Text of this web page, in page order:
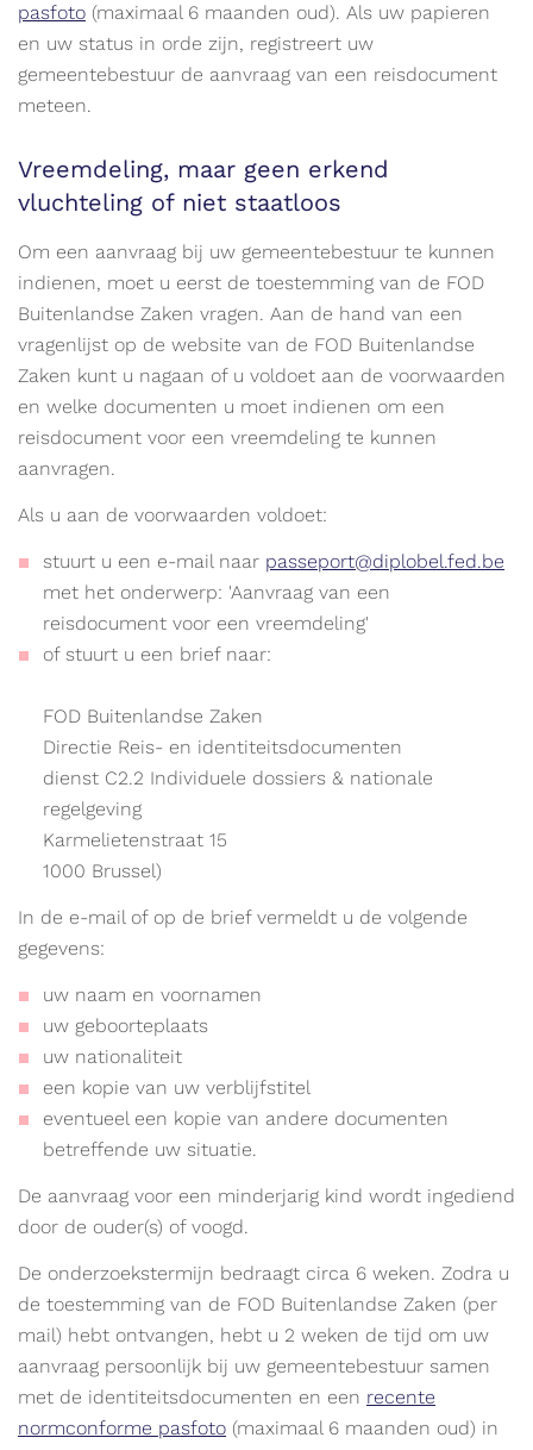
pasfoto (maximaal 6 maanden oud). Als uw papieren
en uw status in orde zijn, registreert uw
gemeentebestuur de aanvraag van een reisdocument
meteen.
Vreemdeling, maar geen erkend
vluchteling of niet staatloos
Om een aanvraag bij uw gemeentebestuur te kunnen
indienen, moet u eerst de toestemming van de FOD
Buitenlandse Zaken vragen. Aan de hand van een
vragenlijst op de website van de FOD Buitenlandse
Zaken kunt u nagaan of u voldoet aan de voorwaarden
en welke documenten u moet indienen om een
reisdocument voor een vreemdeling te kunnen
aanvragen.
Als u aan de voorwaarden voldoet:
stuurt u een e-mail naar passeport@diplobel.fed.be
met het onderwerp: 'Aanvraag van een
reisdocument voor een vreemdeling'
of stuurt u een brief naar:
FOD Buitenlandse Zaken
Directie Reis- en identiteitsdocumenten
dienst C2.2 Individuele dossiers & nationale
regelgeving
Karmelietenstraat 15
1000 Brussel)
In de e-mail of op de brief vermeldt u de volgende
gegevens:
uw naam en voornamen
uw geboorteplaats
uw nationaliteit
een kopie van uw verblijfstitel
eventueel een kopie van andere documenten
betreffende uw situatie.
De aanvraag voor een minderjarig kind wordt ingediend
door de ouder(s) of voogd.
De onderzoekstermijn bedraagt circa 6 weken. Zodra u
de toestemming van de FOD Buitenlandse Zaken (per
mail) hebt ontvangen, hebt u 2 weken de tijd om uw
aanvraag persoonlijk bij uw gemeentebestuur samen
met de identiteitsdocumenten en een recente
normconforme pasfoto (maximaal 6 maanden oud) in